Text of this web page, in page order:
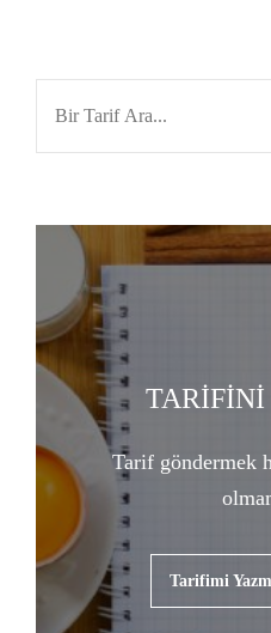
TARİFİNİ
Tarif göndermek
Tarifimi